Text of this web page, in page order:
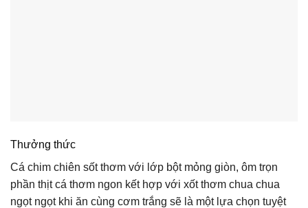
Thưởng thức
Cá chim chiên sốt thơm với lớp bột mỏng giòn, ôm trọn
phần thịt cá thơm ngon kết hợp với xốt thơm chua chua
ngọt ngọt khi ăn cùng cơm trắng sẽ là một lựa chọn tuyệt